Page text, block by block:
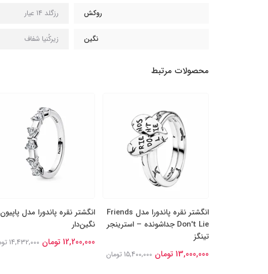
روکش رزگلد 14 عیار
نگین زیرکُنیا شفاف
محصولات مرتبط
انگشتر نقره پاندورا مدل Friends
Don't Lie جداشونده – استرینجر
تینگز
13,000,000 تومان 15,400,000 تومان
انگشتر نقره پاندورا مدل پاپیون
نگین‌دار
12,200,000 تومان 14,432,000 تومان